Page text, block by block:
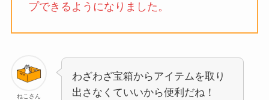
プできるようになりました。
ねこさん
わざわざ宝箱からアイテムを取り
出さなくていいから便利だね！